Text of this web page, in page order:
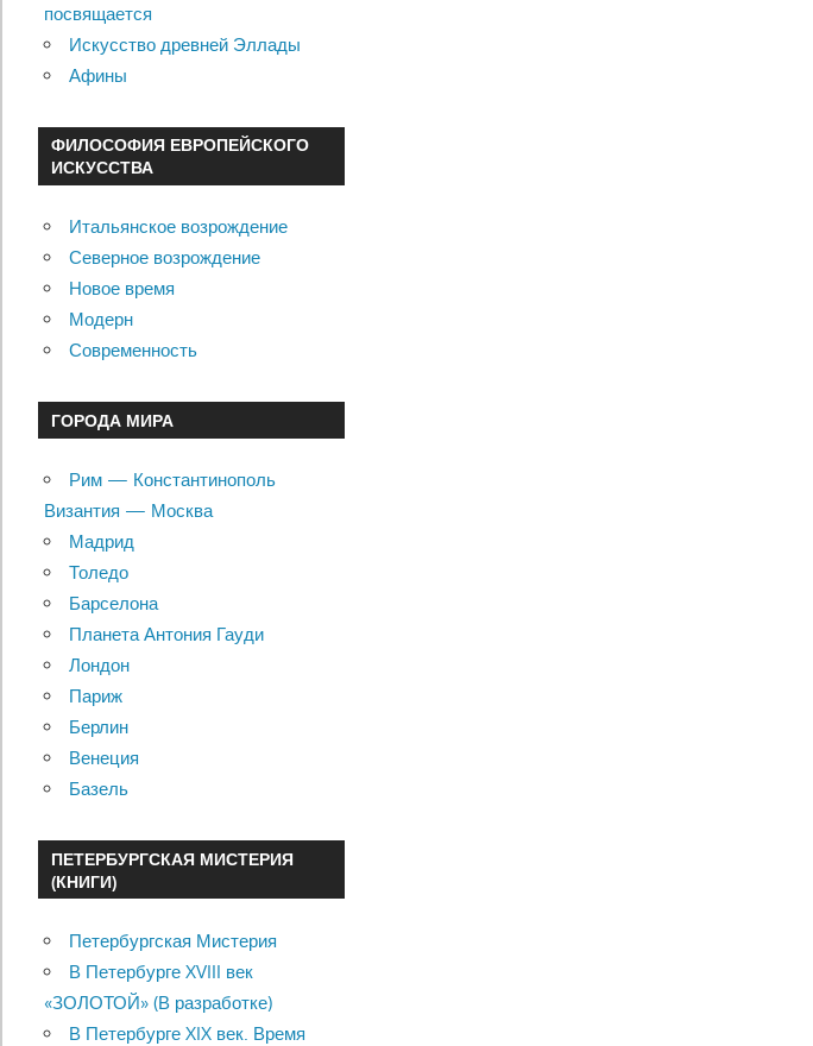
посвящается
Искусство древней Эллады
Афины
ФИЛОСОФИЯ ЕВРОПЕЙСКОГО
ИСКУССТВА
Итальянское возрождение
Северное возрождение
Новое время
Модерн
Современность
ГОРОДА МИРА
Рим — Константинополь
Византия — Москва
Мадрид
Толедо
Барселона
Планета Антония Гауди
Лондон
Париж
Берлин
Венеция
Базель
ПЕТЕРБУРГСКАЯ МИСТЕРИЯ
(КНИГИ)
Петербургская Мистерия
В Петербурге XVIII век
«ЗОЛОТОЙ» (В разработке)
В Петербурге XIX век. Время